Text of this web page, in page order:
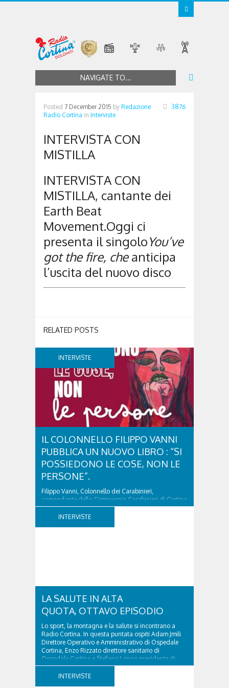
NAVIGATE TO...
Posted 7 December 2015 by Redazione
Radio Cortina in Interviste
3876
INTERVISTA CON
MISTILLA
INTERVISTA CON
MISTILLA, cantante dei
Earth Beat
Movement.Oggi ci
presenta il singoloYou’ve
got the fire, cheanticipa
l’uscita del nuovo disco
RELATED POSTS
INTERVISTE
IL COLONNELLO FILIPPO VANNI
PUBBLICA UN NUOVO LIBRO : “SI
POSSIEDONO LE COSE, NON LE
PERSONE”.
Filippo Vanni, Colonnello dei Carabinieri,
comandante della Compagnia Carabinieri di Cortina
d’Ampezzo sino al 2010, esperto di legislazione
nazionale ed europea, è l’ideatore del progetto di
INTERVISTE
LA SALUTE IN ALTA
QUOTA, OTTAVO EPISODIO
Lo sport, la montagna e la salute si incontrano a
Radio Cortina. In questa puntata ospiti Adam Jmili
Direttore Operativo e Amministrativo di Ospedale
Cortina, Enzo Rizzato direttore sanitario di
Ospedale Cortina e Stefano Longo presidente di
Fondazione Cortina. GVM Care & Research –...
INTERVISTE